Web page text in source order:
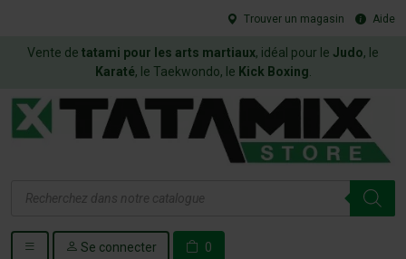
Trouver un magasin Aide
Vente de tatami pour les arts martiaux, idéal pour le Judo, le
Karaté, le Taekwondo, le Kick Boxing
de
Se connecter 0